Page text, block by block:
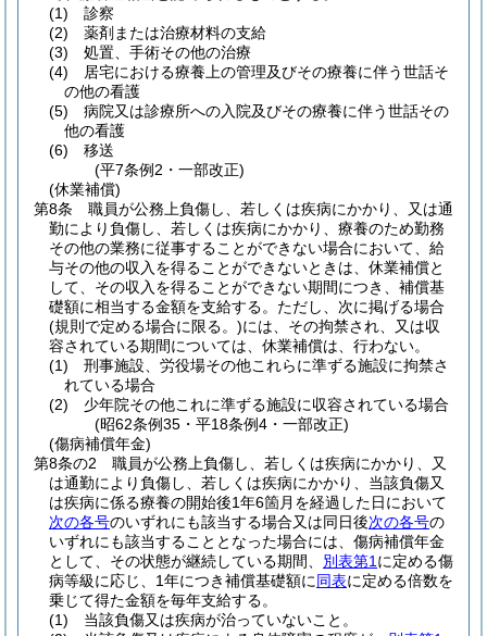
(1)
診察
(2)
薬剤または治療材料の支給
(3)
処置、手術その他の治療
(4)
居宅における療養上の管理及びその療養に伴う世話そ
の他の看護
(5)
病院又は診療所への入院及びその療養に伴う世話その
他の看護
(6)
移送
(平7条例2・一部改正)
(休業補償)
第8条
職員が公務上負傷し、若しくは疾病にかかり、又は通
勤により負傷し、若しくは疾病にかかり、療養のため勤務
その他の業務に従事することができない場合において、給
与その他の収入を得ることができないときは、休業補償と
して、その収入を得ることができない期間につき、補償基
礎額に相当する金額を支給する。 ただし、次に掲げる場合
(規則で定める場合に限る。)には、その拘禁され、又は収
容されている期間については、休業補償は、行わない。
(1)
刑事施設、労役場その他これらに準ずる施設に拘禁さ
れている場合
(2)
少年院その他これに準ずる施設に収容されている場合
(昭62条例35・平18条例4・一部改正)
(傷病補償年金)
第8条の2
職員が公務上負傷し、若しくは疾病にかかり、又
は通勤により負傷し、若しくは疾病にかかり、当該負傷又
は疾病に係る療養の開始後1年6箇月を経過した日において
次の各号のいずれにも該当する場合又は同日後次の各号の
いずれにも該当することとなった場合には、傷病補償年金
として、その状態が継続している期間、 別表第1 に定める傷
病等級に応じ、1年につき補償基礎額に同表に定める倍数を
乗じて得た金額を毎年支給する。
(1)
当該負傷又は疾病が治っていないこと。